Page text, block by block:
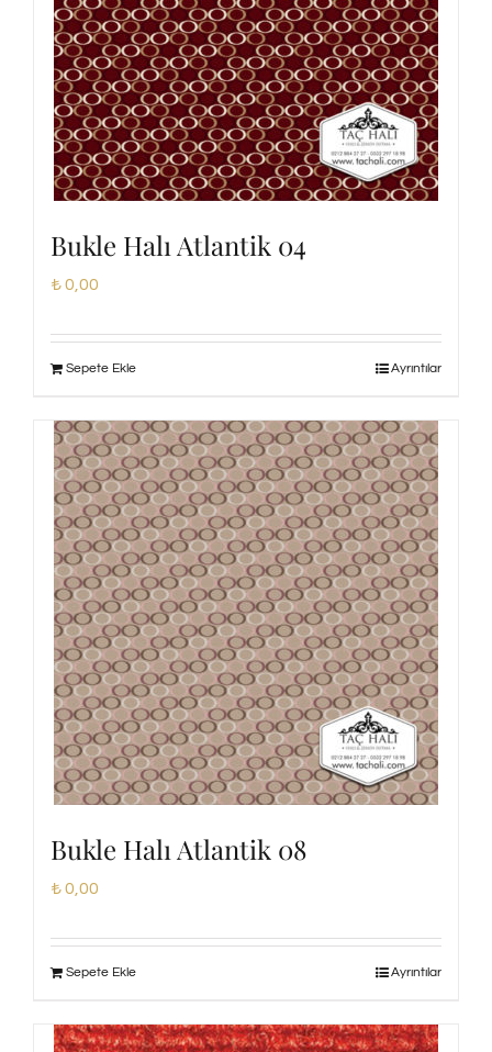
Bukle Halı Atlantik 04
₺0,00
Sepete Ekle Ayrıntılar
Bukle Halı Atlantik 08
₺0,00
Sepete Ekle Ayrıntılar